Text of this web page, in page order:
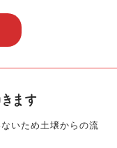
ます
いため土壌からの流